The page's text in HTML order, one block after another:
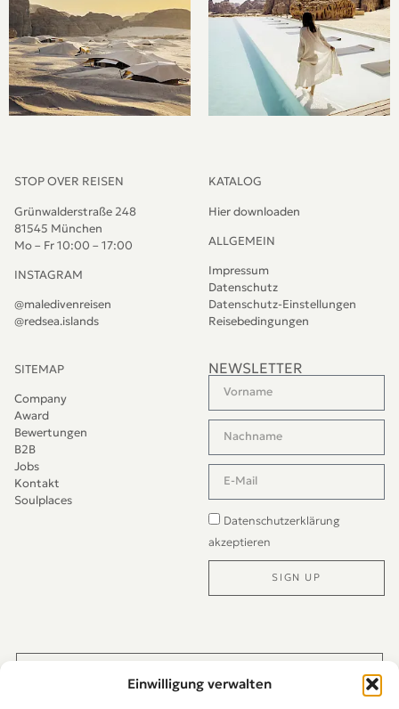
Einwilligung verwalten
STOP OVER REISEN
Grünwalderstraße 248
81545 München
Mo – Fr 10:00 – 17:00
INSTAGRAM
@maledivenreisen
@redsea.islands
KATALOG
Hier downloaden
ALLGEMEIN
Impressum
Datenschutz
Datenschutz-Einstellungen
Reisebedingungen
SITEMAP
Company
Award
Bewertungen
B2B
Jobs
Kontakt
Soulplaces
NEWSLETTER
Datenschutzerklärung
akzeptieren
SIGN UP